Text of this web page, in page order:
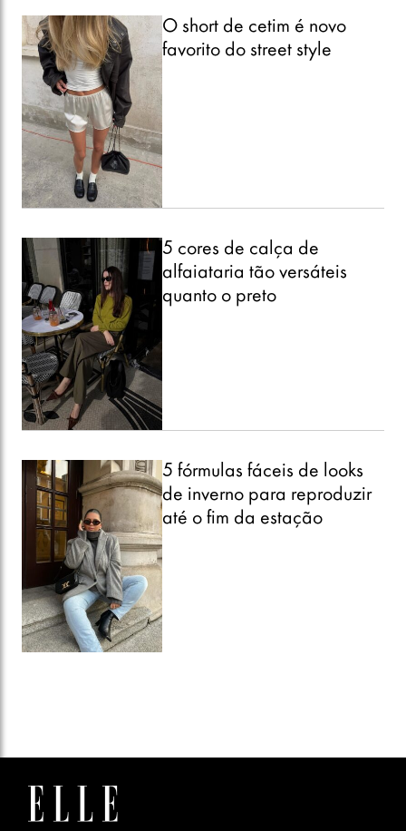
O short de cetim é novo
favorito do street style
5 cores de calça de
alfaiataria tão versáteis
quanto o preto
5 fórmulas fáceis de looks
de inverno para reproduzir
até o fim da estação